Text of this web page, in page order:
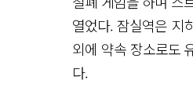
열었다. 잠실역은 지
외에 약속 장소로도
다.